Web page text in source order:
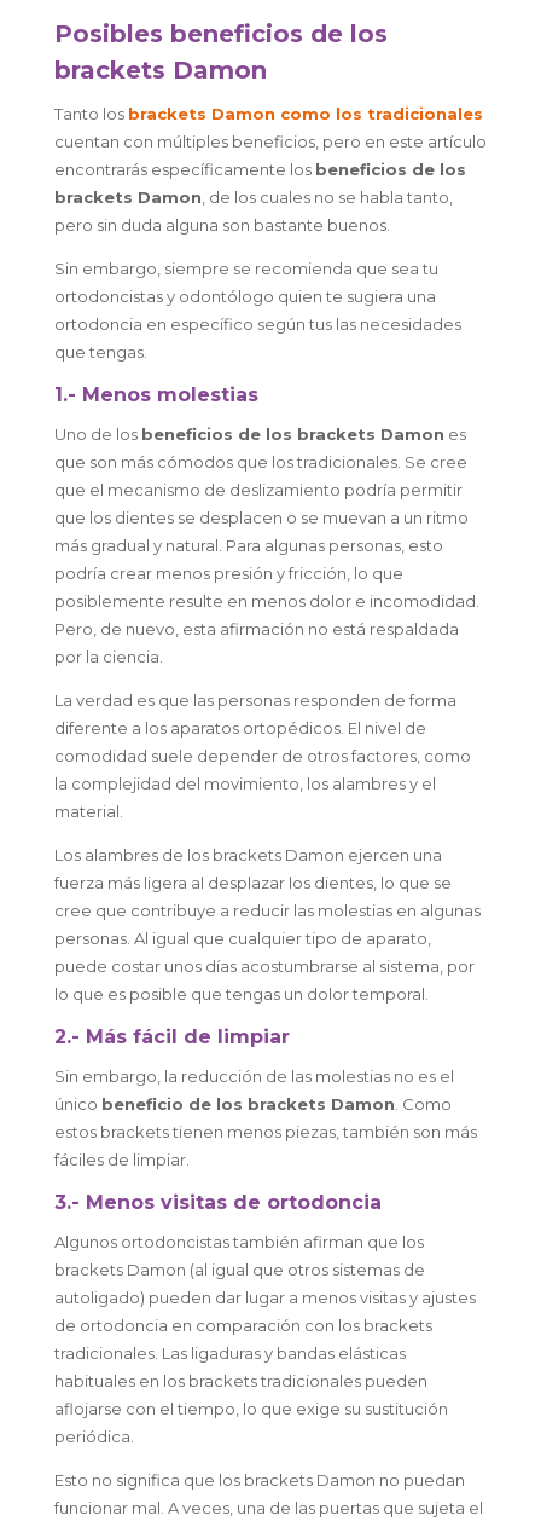
Posibles beneficios de los
brackets Damon
Tanto los brackets Damon como los tradicionales
cuentan con múltiples beneficios, pero en este artículo
encontrarás específicamente los beneficios de los
brackets Damon , de los cuales no se habla tanto,
pero sin duda alguna son bastante buenos.
Sin embargo, siempre se recomienda que sea tu
ortodoncistas y odontólogo quien te sugiera una
ortodoncia en específico según tus las necesidades
que tengas.
1.- Menos molestias
Uno de los beneficios de los brackets Damon es
que son más cómodos que los tradicionales. Se cree
que el mecanismo de deslizamiento podría permitir
que los dientes se desplacen o se muevan a un ritmo
más gradual y natural. Para algunas personas, esto
podría crear menos presión y fricción, lo que
posiblemente resulte en menos dolor e incomodidad.
Pero, de nuevo, esta afirmación no está respaldada
por la ciencia.
La verdad es que las personas responden de forma
diferente a los aparatos ortopédicos. El nivel de
comodidad suele depender de otros factores, como
la complejidad del movimiento, los alambres y el
material.
Los alambres de los brackets Damon ejercen una
fuerza más ligera al desplazar los dientes, lo que se
cree que contribuye a reducir las molestias en algunas
personas. Al igual que cualquier tipo de aparato,
puede costar unos días acostumbrarse al sistema, por
lo que es posible que tengas un dolor temporal.
2.- Más fácil de limpiar
Sin embargo, la reducción de las molestias no es el
único beneficio de los brackets Damon . Como
estos brackets tienen menos piezas, también son más
fáciles de limpiar.
3.- Menos visitas de ortodoncia
Algunos ortodoncistas también afirman que los
brackets Damon (al igual que otros sistemas de
autoligado) pueden dar lugar a menos visitas y ajustes
de ortodoncia en comparación con los brackets
tradicionales. Las ligaduras y bandas elásticas
habituales en los brackets tradicionales pueden
aflojarse con el tiempo, lo que exige su sustitución
periódica.
Esto no significa que los brackets Damon no puedan
funcionar mal. A veces, una de las puertas que sujeta el